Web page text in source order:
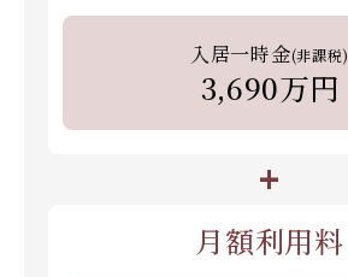
入居一時金(非課税)
3,690万円
+
月額利用料